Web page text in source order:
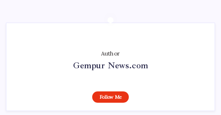
Author
Gempur News.com
Follow Me